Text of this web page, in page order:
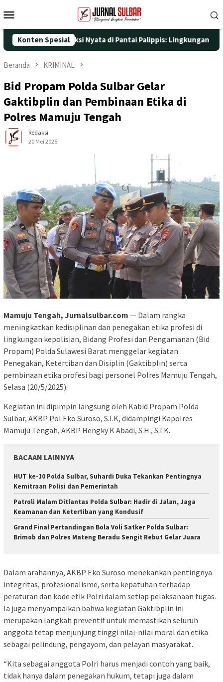
ke
Mobile
Konten Spesial
dengan Aksi Nyata di Pantai Palippis: Lingkungan dan
Beranda KRIMINAL
Bid Propam Polda Sulbar Gelar
Gaktibplin dan Pembinaan Etika di
Polres Mamuju Tengah
Redaksi
20 Mei 2025
Mamuju Tengah, Jurnalsulbar.com — Dalam rangka
meningkatkan kedisiplinan dan penegakan etika profesi di
lingkungan kepolisian, Bidang Profesi dan Pengamanan (Bid
Propam) Polda Sulawesi Barat menggelar kegiatan
Penegakan, Ketertiban dan Disiplin (Gaktibplin) serta
pembinaan etika profesi bagi personel Polres Mamuju Tengah,
Selasa (20/5/2025).
Kegiatan ini dipimpin langsung oleh Kabid Propam Polda
Sulbar, AKBP Pol Eko Suroso, S.I.K, didampingi Kapolres
Mamuju Tengah, AKBP Hengky K Abadi, S.H., S.I.K.
BACAAN LAINNYA
HUT ke-10 Polda Sulbar, Suhardi Duka Tekankan Pentingnya
Kemitraan Polisi dan Pemerintah
Patroli Malam Ditlantas Polda Sulbar: Hadir di Jalan, Jaga
Keamanan dan Ketertiban yang Kondusif
Grand Final Pertandingan Bola Voli Satker Polda Sulbar:
Brimob dan Polres Mateng Beradu Sengit Rebut Gelar Juara
Dalam arahannya, AKBP Eko Suroso menekankan pentingnya
integritas, profesionalisme, serta kepatuhan terhadap
peraturan dan kode etik Polri dalam setiap pelaksanaan tugas.
Ia juga menyampaikan bahwa kegiatan Gaktibplin ini
merupakan langkah preventif untuk memastikan seluruh
anggota tetap menjunjung tinggi nilai-nilai moral dan etika
sebagai pelindung, pengayom, dan pelayan masyarakat.
“Kita sebagai anggota Polri harus menjadi contoh yang baik,
tidak hanya dalam penegakan hukum, tetapi juga dalam